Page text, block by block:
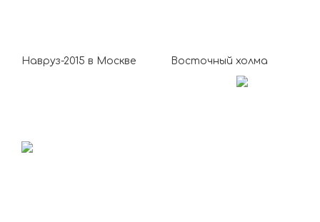
Навруз-2015 в Москве Восточный холма